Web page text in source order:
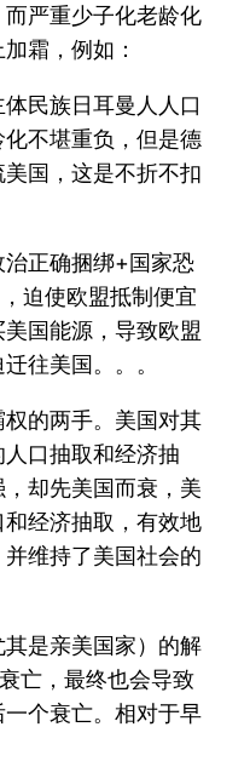
严重少子化老龄化
霜，例如：
民族日耳曼人人口
不堪重负，但是德
国，这是不折不扣
正确捆绑+国家恐
迫使欧盟抵制便宜
国能源，导致欧盟
往美国。。。
的两手。美国对其
口抽取和经济抽
却先美国而衰，美
经济抽取，有效地
维持了美国社会的
是亲美国家）的解
亡，最终也会导致
个衰亡。相对于早